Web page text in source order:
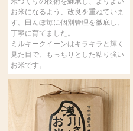
お米になるよう、改良を重ねていま
す。田んぼ毎に個別管理を徹底し、
丁寧に育てました。
ミルキークイーンはキラキラと輝く
見た目で、もっちりとした粘り強い
お米です。